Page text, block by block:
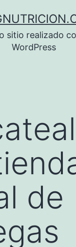
sitio realizado
WordPress
de